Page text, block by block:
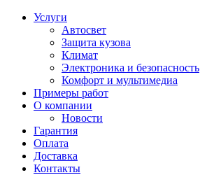
Услуги
Автосвет
Защита кузова
Климат
Электроника и безопасность
Комфорт и мультимедиа
Примеры работ
О компании
Новости
Гарантия
Оплата
Доставка
Контакты